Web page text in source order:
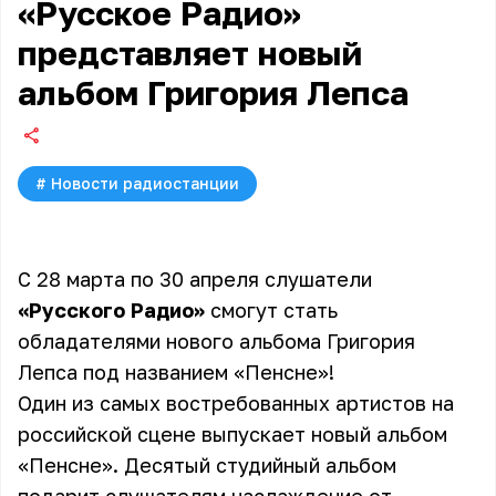
«Русское Радио»
представляет новый
альбом Григория Лепса
# Новости радиостанции
С 28 марта по 30 апреля слушатели
«Русского Радио» смогут стать
обладателями нового альбома Григория
Лепса под названием «Пенсне»!
Один из самых востребованных артистов на
российской сцене выпускает новый альбом
«Пенсне». Десятый студийный альбом